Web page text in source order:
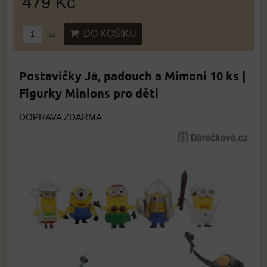
ks DO KOŠÍKU
Postavičky Já, padouch a Mimoni 10 ks |
Figurky Minions pro děti
DOPRAVA ZDARMA